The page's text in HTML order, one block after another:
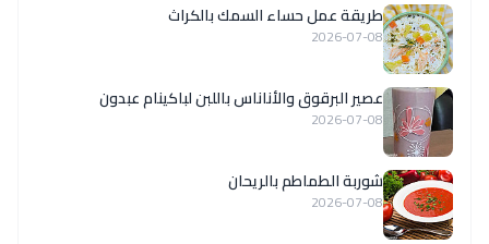
طريقة عمل حساء السمك بالكراث
2026-07-08
عصير البرقوق والأناناس باللبن لباكينام عبدون
2026-07-08
شوربة الطماطم بالريحان
2026-07-08